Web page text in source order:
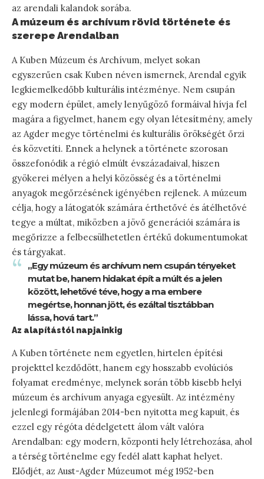
az arendali kalandok sorába.
A múzeum és archívum rövid története és
szerepe Arendalban
A Kuben Múzeum és Archívum, melyet sokan
egyszerűen csak Kuben néven ismernek, Arendal egyik
legkiemelkedőbb kulturális intézménye. Nem csupán
egy modern épület, amely lenyűgöző formáival hívja fel
magára a figyelmet, hanem egy olyan létesítmény, amely
az Agder megye történelmi és kulturális örökségét őrzi
és közvetíti. Ennek a helynek a története szorosan
összefonódik a régió elmúlt évszázadaival, hiszen
gyökerei mélyen a helyi közösség és a történelmi
anyagok megőrzésének igényében rejlenek. A múzeum
célja, hogy a látogatók számára érthetővé és átélhetővé
tegye a múltat, miközben a jövő generációi számára is
megőrizze a felbecsülhetetlen értékű dokumentumokat
és tárgyakat.
„Egy múzeum és archívum nem csupán tényeket
mutat be, hanem hidakat épít a múlt és a jelen
között, lehetővé téve, hogy a ma embere
megértse, honnan jött, és ezáltal tisztábban
lássa, hová tart.”
Az alapítástól napjainkig
A Kuben története nem egyetlen, hirtelen építési
projekttel kezdődött, hanem egy hosszabb evolúciós
folyamat eredménye, melynek során több kisebb helyi
múzeum és archívum anyaga egyesült. Az intézmény
jelenlegi formájában 2014-ben nyitotta meg kapuit, és
ezzel egy régóta dédelgetett álom vált valóra
Arendalban: egy modern, központi hely létrehozása, ahol
a térség történelme egy fedél alatt kaphat helyet.
Elődjét, az Aust-Agder Múzeumot még 1952-ben